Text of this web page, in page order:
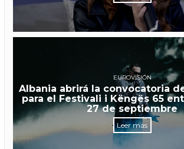
EUROVISIÓN
Albania abrirá la convocatoria
para el Festivali i Këngës 65
27 de septiembre
Leer más